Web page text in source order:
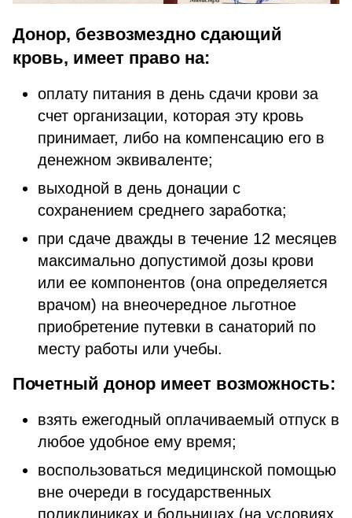
Донор, безвозмездно сдающий
кровь, имеет право на:
оплату питания в день сдачи крови за
счет организации, которая эту кровь
принимает, либо на компенсацию его в
денежном эквиваленте;
выходной в день донации с
сохранением среднего заработка;
при сдаче дважды в течение 12 месяцев
максимально допустимой дозы крови
или ее компонентов (она определяется
врачом) на внеочередное льготное
приобретение путевки в санаторий по
месту работы или учебы.
Почетный донор имеет возможность:
взять ежегодный оплачиваемый отпуск в
любое удобное ему время;
воспользоваться медицинской помощью
вне очереди в государственных
поликлиниках и больницах (на условиях